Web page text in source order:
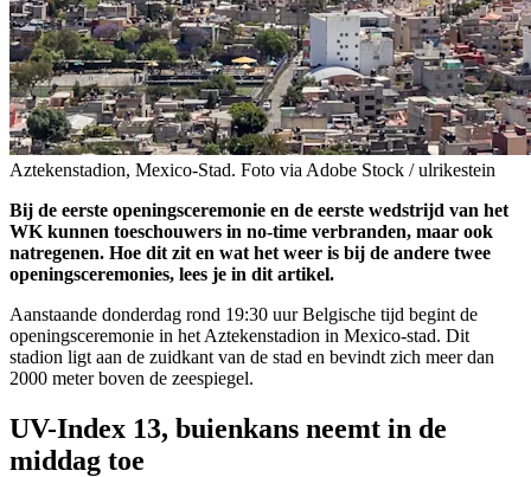
Aztekenstadion, Mexico-Stad. Foto via Adobe Stock / ulrikestein
Bij de eerste openingsceremonie en de eerste wedstrijd van het
WK kunnen toeschouwers in no-time verbranden, maar ook
natregenen. Hoe dit zit en wat het weer is bij de andere twee
openingsceremonies, lees je in dit artikel.
Aanstaande donderdag rond 19:30 uur Belgische tijd begint de
openingsceremonie in het Aztekenstadion in Mexico-stad. Dit
stadion ligt aan de zuidkant van de stad en bevindt zich meer dan
2000 meter boven de zeespiegel.
UV-Index 13, buienkans neemt in de
middag toe